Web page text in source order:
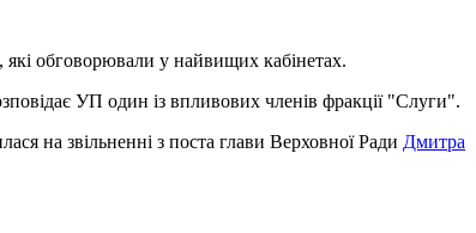
які обговорювали у найвищих кабінетах.
УП один із впливових членів фракції "Слуги".
на звільненні з поста глави Верховної Ради Дмитра